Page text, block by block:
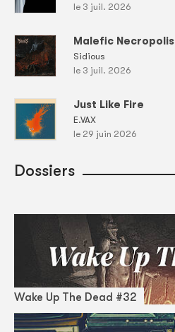
le 3 juil. 2026
Malefic Necropolis
Sidious
le 3 juil. 2026
Just Like Fire
E.VAX
le 29 juin 2026
Dossiers
Wake Up The Dead #32